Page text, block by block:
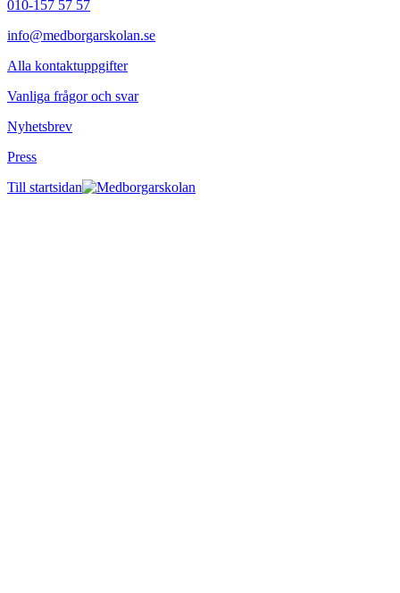
010-157 57 57
info@medborgarskolan.se
Alla kontaktuppgifter
Vanliga frågor och svar
Nyhetsbrev
Press
Till startsidan